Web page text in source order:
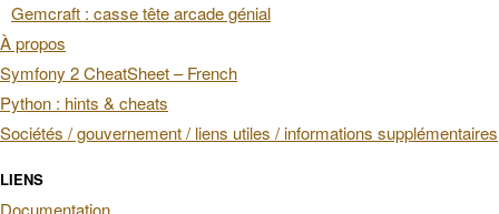
Gemcraft : casse tête arcade génial
À propos
Symfony 2 CheatSheet – French
Python : hints & cheats
Sociétés / gouvernement / liens utiles / informations supplémentaires
LIENS
Documentation